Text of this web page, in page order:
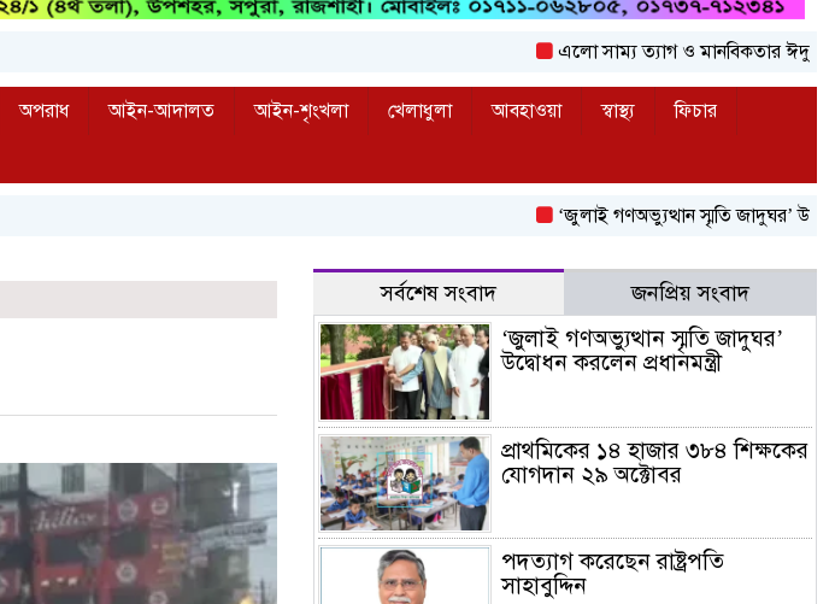
এলো সাম্য ত্যাগ ও মানবিকতার ঈদুল আজহা
অপরাধ আইন-আদালত আইন-শৃংখলা খেলাধুলা আবহাওয়া স্বাস্থ্য
ফিচার
‘জুলাই গণঅভ্যুত্থান স্মৃতি জাদুঘর’ উদ্বোধন
সর্বশেষ সংবাদ জনপ্রিয় সংবাদ
‘জুলাই গণঅভ্যুত্থান স্মৃতি জাদুঘর’
উদ্বোধন করলেন প্রধানমন্ত্রী
প্রাথমিকের ১৪ হাজার ৩৮৪ শিক্ষকের
যোগদান ২৯ অক্টোবর
পদত্যাগ করেছেন রাষ্ট্রপতি
সাহাবুদ্দিন